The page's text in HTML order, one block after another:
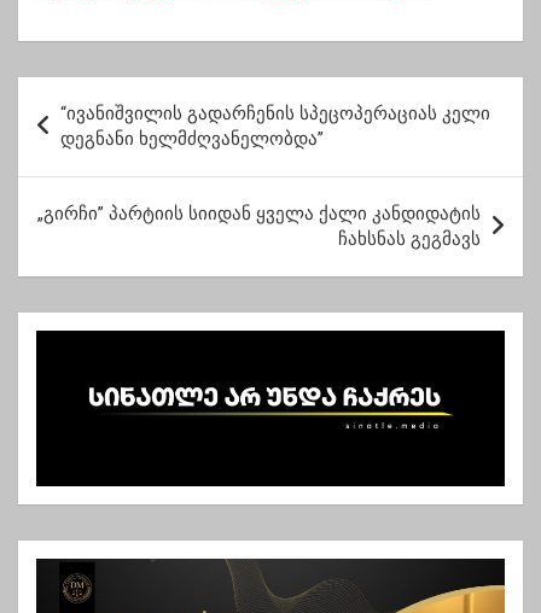
სამსახურმა
სოციალურ მუშაკებზე
გამოაცხადა
ო
ს
ტ
ნ
გ
ც
“ივანიშვილის გადარჩენის სპეცოპერაციას კელი
დეგნანი ხელმძღვანელობდა”
„გირჩი” პარტიის სიიდან ყველა ქალი კანდიდატის
ჩახსნას გეგმავს